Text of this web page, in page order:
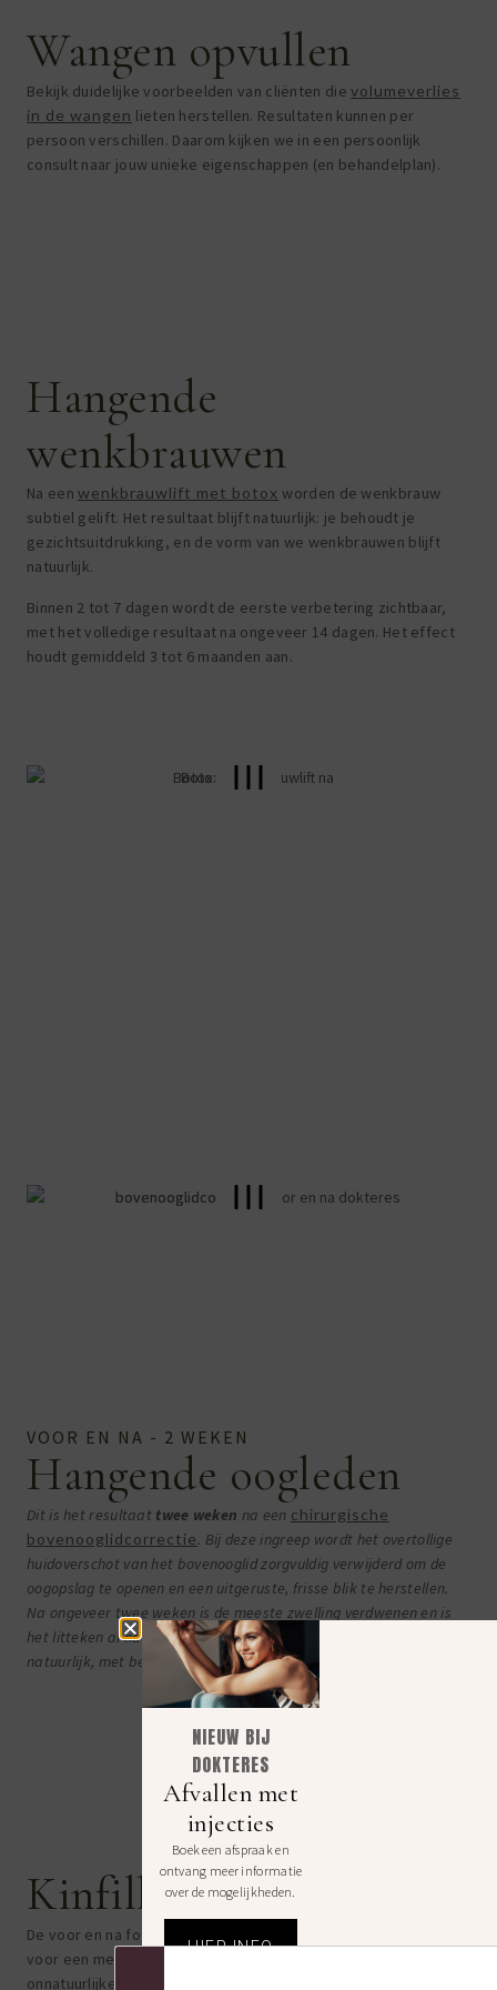
Wangen opvullen
Bekijk duidelijke voorbeelden van cliënten dievolumeverlies
in de wangen lieten herstellen. Resultaten kunnen per
persoon verschillen. Daarom kijken we in een persoonlijk
consult naar jouw unieke eigenschappen (en behandelplan).
Hangende
wenkbrauwen
Na eenwenkbrauwlift met botox worden de wenkbrauw
subtiel gelift. Het resultaat blijft natuurlijk: je behoudt je
gezichtsuitdrukking, en de vorm van we wenkbrauwen blijft
natuurlijk.
Binnen 2 tot 7 dagen wordt de eerste verbetering zichtbaar,
met het volledige resultaat na ongeveer 14 dagen. Het effect
houdt gemiddeld 3 tot 6 maanden aan.
VOOR EN NA - 2 WEKEN
Hangende oogleden
Dit is het resultaat twee weken na een chirurgische
bovenooglidcorrectie. Bij deze ingreep wordt het overtollige
huidoverschot van het bovenooglid zorgvuldig verwijderd om de
oogopslag te openen en een uitgeruste, frisse blik te herstellen.
Na ongeveer twee weken is de meeste zwelling verdwenen en is
het litteken al nauwelijks zichtbaar. De blik oogt gelift en
natuurlijk, met behoud van de eigen expressie.
Kinfiller
De voor en na foto’s laten duidelijk zien hoe kin fillers zorgen
voor een meer gedefinieerd en gebalanceerd gezicht, zonder
onnatuurlijke effecten.
NIEUW BIJ
DOKTERES
Afvallen met
injecties
Boek een afspraak en
ontvang meer informatie
over de mogelijkheden.
HIER INFO